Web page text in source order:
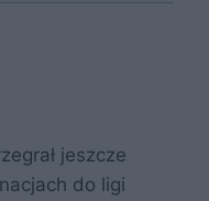
jeszcze
do ligi